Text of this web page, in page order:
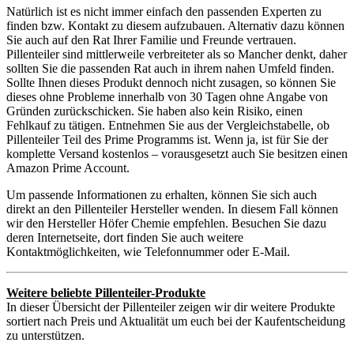
Natürlich ist es nicht immer einfach den passenden Experten zu
finden bzw. Kontakt zu diesem aufzubauen. Alternativ dazu können
Sie auch auf den Rat Ihrer Familie und Freunde vertrauen.
Pillenteiler sind mittlerweile verbreiteter als so Mancher denkt, daher
sollten Sie die passenden Rat auch in ihrem nahen Umfeld finden.
Sollte Ihnen dieses Produkt dennoch nicht zusagen, so können Sie
dieses ohne Probleme innerhalb von 30 Tagen ohne Angabe von
Gründen zurückschicken. Sie haben also kein Risiko, einen
Fehlkauf zu tätigen. Entnehmen Sie aus der Vergleichstabelle, ob
Pillenteiler Teil des Prime Programms ist. Wenn ja, ist für Sie der
komplette Versand kostenlos – vorausgesetzt auch Sie besitzen einen
Amazon Prime Account.
Um passende Informationen zu erhalten, können Sie sich auch
direkt an den Pillenteiler Hersteller wenden. In diesem Fall können
wir den Hersteller Höfer Chemie empfehlen. Besuchen Sie dazu
deren Internetseite, dort finden Sie auch weitere
Kontaktmöglichkeiten, wie Telefonnummer oder E-Mail.
Weitere beliebte Pillenteiler-Produkte
In dieser Übersicht der Pillenteiler zeigen wir dir weitere Produkte
sortiert nach Preis und Aktualität um euch bei der Kaufentscheidung
zu unterstützen.